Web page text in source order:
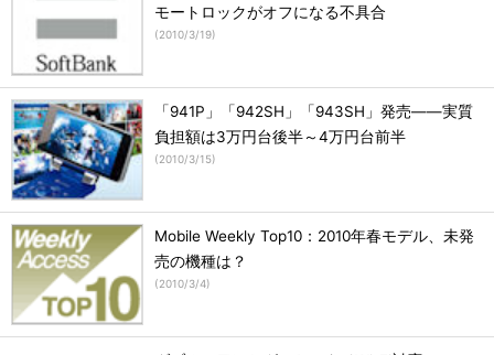
モートロックがオフになる不具合
(2010/3/19)
「941P」「942SH」「943SH」発売――実質
負担額は3万円台後半～4万円台前半
(2010/3/15)
Mobile Weekly Top10：2010年春モデル、未発
売の機種は？
(2010/3/4)